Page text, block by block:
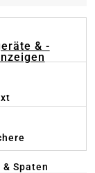
& -
Spaten